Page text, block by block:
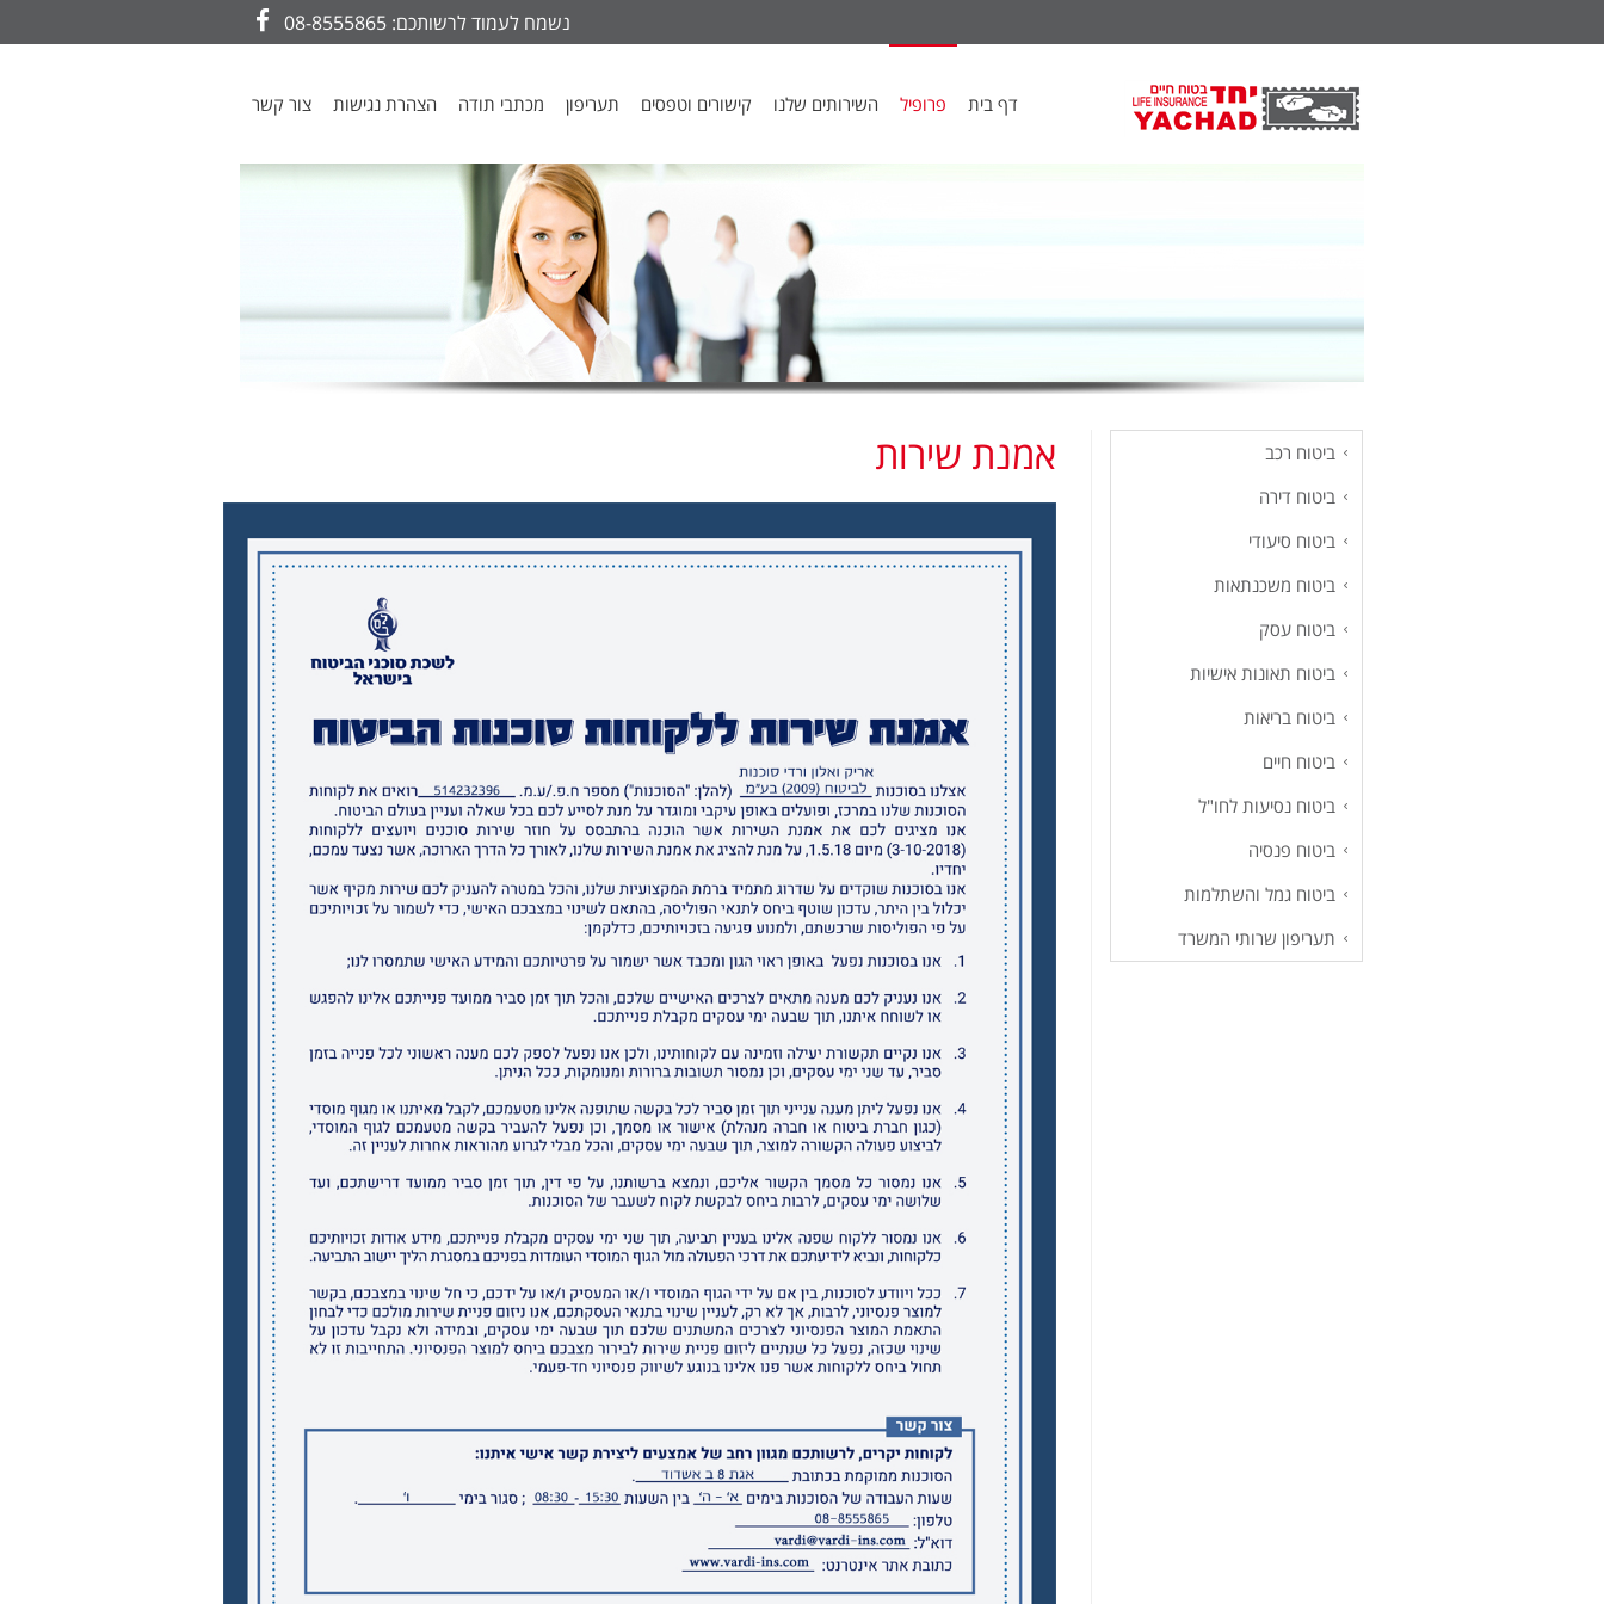
נשמח לעמוד לרשותכם: 08-8555865
Facebook
דף בית פרופיל השירותים שלנו קישורים וטפסים תעריפון מכתבי תודה הצהרת נגישות צור קשר
אמנת שירות
ביטוח רכב
ביטוח דירה
ביטוח סיעודי
ביטוח משכנתאות
ביטוח עסק
ביטוח תאונות אישיות
ביטוח בריאות
ביטוח חיים
ביטוח נסיעות לחו"ל
ביטוח פנסיה
ביטוח גמל והשתלמות
תעריפון שרותי המשרד